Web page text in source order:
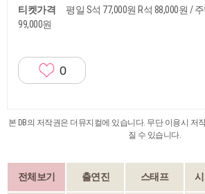
티켓가격
평일 S석 77,000원 R석 88,000원 /
99,000원
0
본 DB의 저작권은 더뮤지컬에 있습니다. 무단 이용시 저
질 수 있습니다.
전체보기 출연진 스태프